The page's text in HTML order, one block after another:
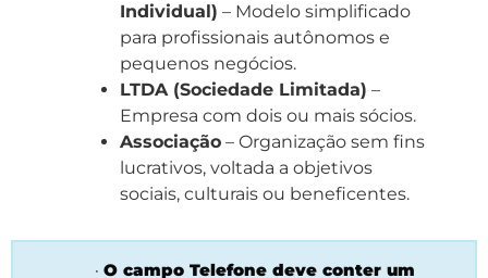
Individual) – Modelo simplificado
para profissionais autônomos e
pequenos negócios.
LTDA (Sociedade Limitada) –
Empresa com dois ou mais sócios.
Associação – Organização sem fins
lucrativos, voltada a objetivos
sociais, culturais ou beneficentes.
· O campo Telefone deve conter um